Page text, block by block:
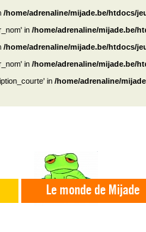
/home/adrenaline/mijade.be/htdocs/
in /home/adrenaline/mijade.be/
/home/adrenaline/mijade.be/htdocs/
in /home/adrenaline/mijade.be/
in /home/adrenaline/
Le monde de Mijade